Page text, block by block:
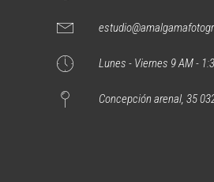
Lunes - Viernes 9 AM -
Concepción arenal, 35